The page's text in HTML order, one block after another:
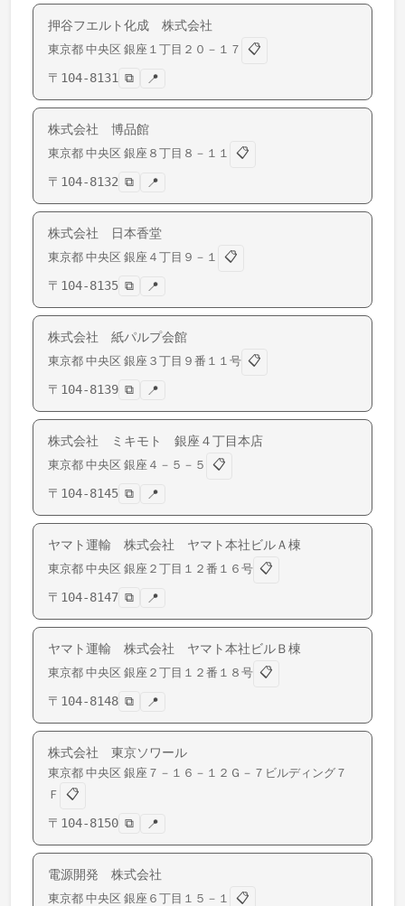
押谷フエルト化成 株式会社
東京都 中央区 銀座 １丁目２０－１７
📋
〒 104-8131 ⧉ 📍
株式会社 博品館
東京都 中央区 銀座 ８丁目８－１１
📋
〒 104-8132 ⧉ 📍
株式会社 日本香堂
東京都 中央区 銀座 ４丁目９－１
📋
〒 104-8135 ⧉ 📍
株式会社 紙パルプ会館
東京都 中央区 銀座 ３丁目９番１１号 📋
〒 104-8139 ⧉ 📍
株式会社 ミキモト 銀座４丁目本店
東京都 中央区 銀座 ４－５－５
📋
〒 104-8145 ⧉ 📍
ヤマト運輸 株式会社 ヤマト本社ビルＡ棟
東京都 中央区 銀座 ２丁目１２番１６号 📋
〒 104-8147 ⧉ 📍
ヤマト運輸 株式会社 ヤマト本社ビルＢ棟
東京都 中央区 銀座 ２丁目１２番１８号 📋
〒 104-8148 ⧉ 📍
株式会社 東京ソワール
東京都 中央区 銀座 ７－１６－１２Ｇ－７ビルディング７
Ｆ
📋
〒 104-8150 ⧉ 📍
電源開発 株式会社
東京都 中央区 銀座 ６丁目１５－１
📋